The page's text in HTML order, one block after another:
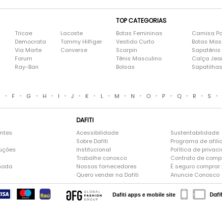
Tricae
Democrata
Via Marte
Forum
Ray-Ban
Lacoste
Tommy Hilfiger
Converse
TOP CATEGORIAS
Botas Femininas
Vestido Curto
Scarpin
Tênis Masculino
Bolsas
Camisa
Botas
Sapatênis
Calça
• F • G • H • I • J • K • L • M • N • O • P • Q • R • S •
DAFITI
Acessibilidade
Sobre Dafiti
Institucional
Trabalhe conosco
Nossos fornecedores
Quero vender na Dafiti
Sustentabilidade
Programa de
Política de
Contrato de
É seguro comprar
Anuncie Conosco
Dafiti apps e mobile site